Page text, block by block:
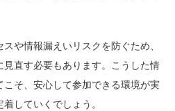
や情報漏えいリスクを防ぐため、
直す必要もあります。こうした情
そ、安心して参加できる環境が実
していくでしょう。